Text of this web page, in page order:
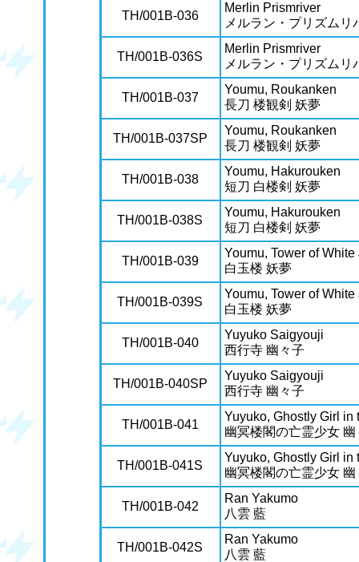
TH/001B-036
Merlin Prismriver
メルラン・プリズムリ
TH/001B-036S
Merlin Prismriver
メルラン・プリズムリ
TH/001B-037
Youmu, Roukanken
長刀 楼観剣 妖夢
TH/001B-037SP
Youmu, Roukanken
長刀 楼観剣 妖夢
TH/001B-038
Youmu, Hakurouken
短刀 白楼剣 妖夢
TH/001B-038S
Youmu, Hakurouken
短刀 白楼剣 妖夢
TH/001B-039
Youmu, Tower of White
白玉楼 妖夢
TH/001B-039S
Youmu, Tower of White
白玉楼 妖夢
TH/001B-040
Yuyuko Saigyouji
西行寺 幽々子
TH/001B-040SP
Yuyuko Saigyouji
西行寺 幽々子
TH/001B-041
Yuyuko, Ghostly Girl in
幽冥楼閣の亡霊少女 幽
TH/001B-041S
Yuyuko, Ghostly Girl in
幽冥楼閣の亡霊少女 幽
TH/001B-042
Ran Yakumo
八雲 藍
TH/001B-042S
Ran Yakumo
八雲 藍